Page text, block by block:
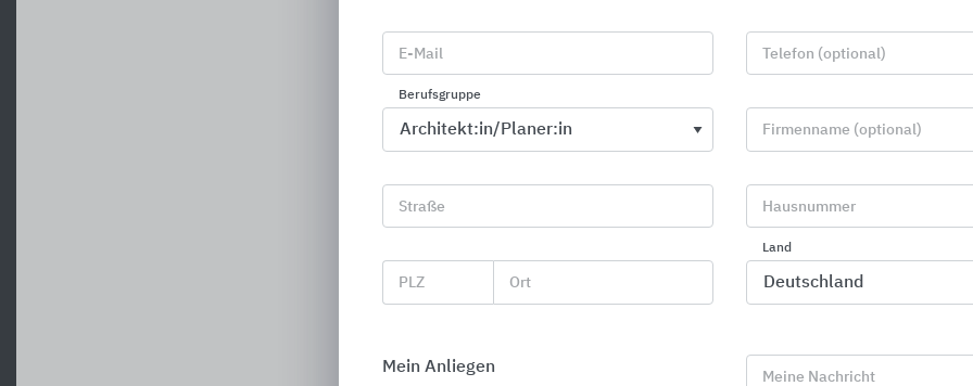
Terrassenplatten aus Beton oder
KANN Baustoffwerke
Badserien
E-Mail Telefon (optional)
Berufsgruppe
Firmenname (optional)
Straße Hausnummer
PLZ Ort
Land
Mein Anliegen
Meine Nachricht